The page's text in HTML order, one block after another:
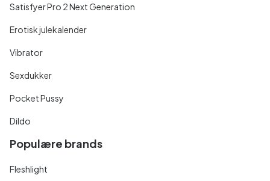
Satisfyer Pro 2 Next Generation
Erotisk julekalender
Vibrator
Sexdukker
Pocket Pussy
Dildo
Populære brands
Fleshlight